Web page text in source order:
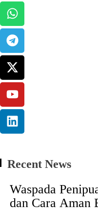
Recent News
Waspada
dan Cara Aman